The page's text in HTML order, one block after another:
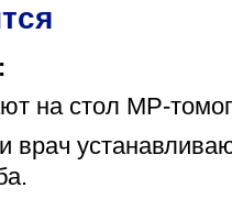
на стол МР-
врач